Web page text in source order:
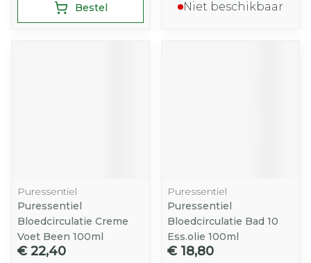
Bestel Niet beschikbaar
Puressentiel
Puressentiel
Bloedcirculatie Creme
Voet Been 100ml
€ 22,40
Puressentiel
Puressentiel
Bloedcirculatie Bad 10
Ess.olie 100ml
€ 18,80